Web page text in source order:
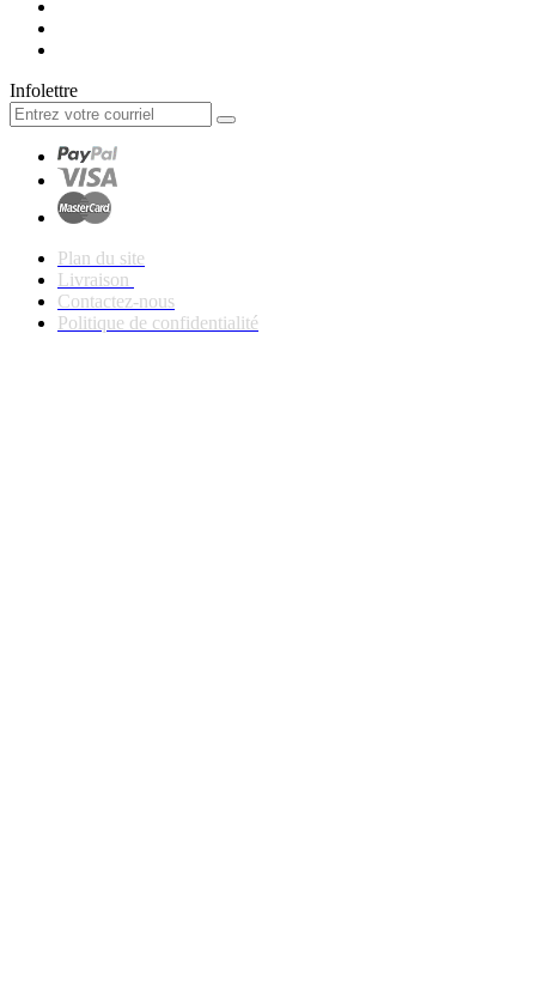
Infolettre
Plan du site
Livraison
Contactez-nous
Politique de confidentialité